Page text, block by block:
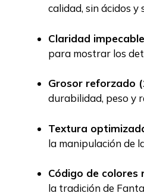
calidad, sin ácidos y
Claridad impecable
para mostrar los
Grosor reforzado
durabilidad, peso y
Textura
la manipulación de
Código de colores
la tradición de